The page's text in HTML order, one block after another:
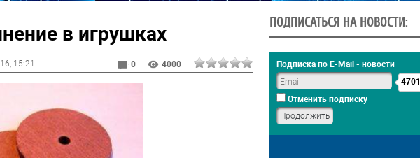
в игрушках
, 15:21 0 4000
ПОДПИСАТЬСЯ НА НОВОСТИ:
Подписка по E-Mail - новости
4701
Отменить подписку